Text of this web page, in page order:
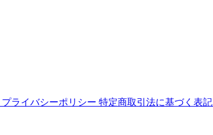
プライバシーポリシー 特定商取引法に基づく表記